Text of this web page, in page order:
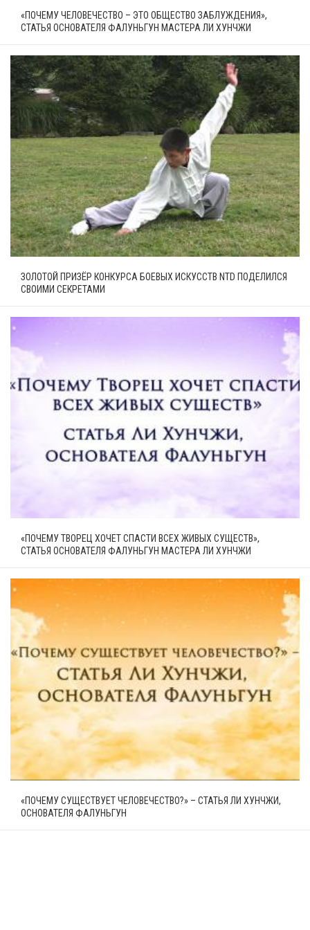
«ПОЧЕМУ ЧЕЛОВЕЧЕСТВО – ЭТО ОБЩЕСТВО ЗАБЛУЖДЕНИЯ»,
СТАТЬЯ ОСНОВАТЕЛЯ ФАЛУНЬГУН МАСТЕРА ЛИ ХУНЧЖИ
ЗОЛОТОЙ ПРИЗЁР КОНКУРСА БОЕВЫХ ИСКУССТВ NTD ПОДЕЛИЛСЯ
СВОИМИ СЕКРЕТАМИ
«ПОЧЕМУ ТВОРЕЦ ХОЧЕТ СПАСТИ ВСЕХ ЖИВЫХ СУЩЕСТВ»,
СТАТЬЯ ОСНОВАТЕЛЯ ФАЛУНЬГУН МАСТЕРА ЛИ ХУНЧЖИ
«ПОЧЕМУ СУЩЕСТВУЕТ ЧЕЛОВЕЧЕСТВО?» – СТАТЬЯ ЛИ ХУНЧЖИ,
ОСНОВАТЕЛЯ ФАЛУНЬГУН